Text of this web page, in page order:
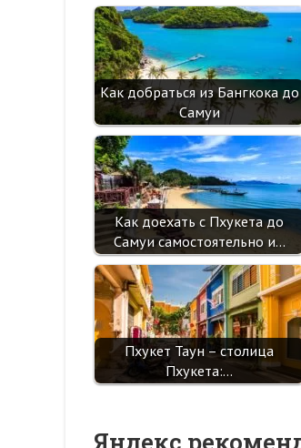
Как добраться из Бангкока до
Самуи
Как доехать с Пхукета до
Самуи самостоятельно и…
Пхукет Таун – столица
Пхукета:…
Яндекс